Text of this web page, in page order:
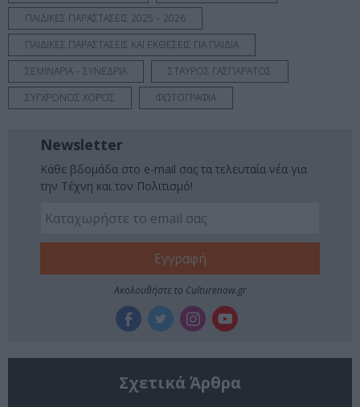
ΠΑΙΔΙΚΕΣ ΠΑΡΑΣΤΑΣΕΙΣ 2025 – 2026
ΠΑΙΔΙΚΕΣ ΠΑΡΑΣΤΑΣΕΙΣ ΚΑΙ ΕΚΘΕΣΕΙΣ ΓΙΑ ΠΑΙΔΙΑ
ΣΕΜΙΝΑΡΙΑ – ΣΥΝΕΔΡΙΑ
ΣΤΑΥΡΟΣ ΓΑΣΠΑΡΑΤΟΣ
ΣΥΓΧΡΟΝΟΣ ΧΟΡΟΣ
ΦΩΤΟΓΡΑΦΙΑ
Newsletter
Κάθε βδομάδα στο e-mail σας τα τελευταία νέα για
την Τέχνη και τον Πολιτισμό!
Ακολουθήστε το Culturenow.gr
Σχετικά Άρθρα